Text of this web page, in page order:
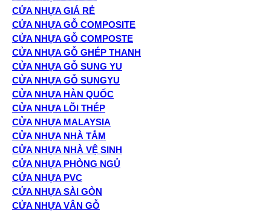
CỬA NHỰA GIÁ RẺ
CỬA NHỰA GỖ COMPOSITE
CỬA NHỰA GỖ COMPOSTE
CỬA NHỰA GỖ GHÉP THANH
CỬA NHỰA GỖ SUNG YU
CỬA NHỰA GỖ SUNGYU
CỬA NHỰA HÀN QUỐC
CỬA NHỰA LÕI THÉP
CỬA NHỰA MALAYSIA
CỬA NHỰA NHÀ TẮM
CỬA NHỰA NHÀ VỆ SINH
CỬA NHỰA PHÒNG NGỦ
CỬA NHỰA PVC
CỬA NHỰA SÀI GÒN
CỬA NHỰA VÂN GỖ